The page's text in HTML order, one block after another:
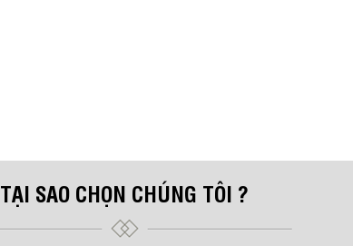
TẠI SAO CHỌN CHÚNG TÔI ?